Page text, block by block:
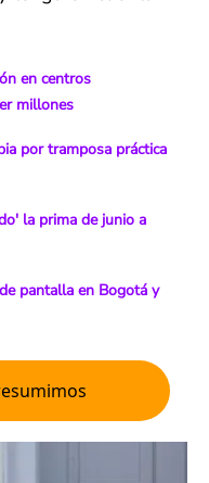
en centros
millones
por tramposa práctica
la prima de junio a
pantalla en Bogotá y